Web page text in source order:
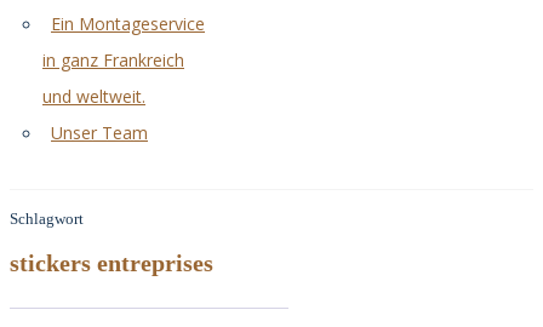
Ein Montageservice
in ganz Frankreich
und weltweit.
Unser Team
Schlagwort
stickers entreprises